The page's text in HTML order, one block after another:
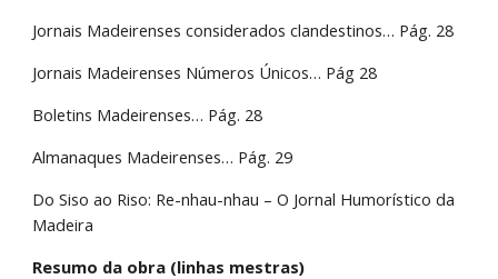
Jornais Madeirenses considerados clandestinos… Pág. 28
Jornais Madeirenses Números Únicos… Pág 28
Boletins Madeirenses… Pág. 28
Almanaques Madeirenses… Pág. 29
Do Siso ao Riso: Re-nhau-nhau – O Jornal Humorístico da
Madeira
Resumo da obra (linhas mestras)